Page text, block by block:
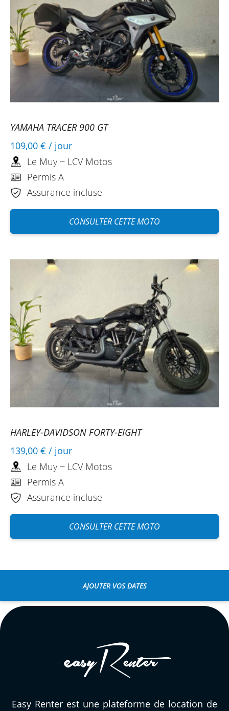
YAMAHA TRACER 900 GT
109,00 € / jour
Le Muy ~ LCV Motos
Permis A
Assurance incluse
CONSULTER CETTE MOTO
HARLEY-DAVIDSON FORTY-EIGHT
139,00 € / jour
Le Muy ~ LCV Motos
Permis A
Assurance incluse
CONSULTER CETTE MOTO
AJOUTER VOS DATES
Easy Renter est une plateforme de location de